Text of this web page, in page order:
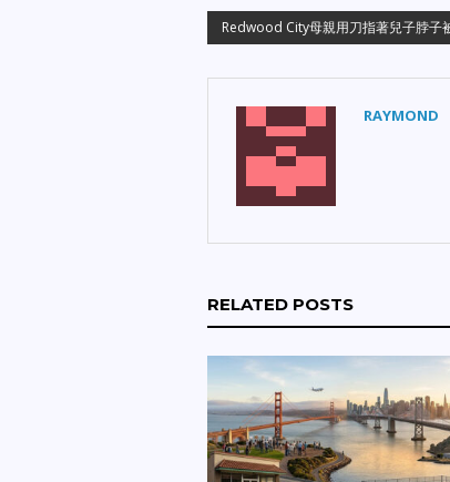
Redwood City母親用刀指著兒子脖子
RAYMOND
RELATED POSTS